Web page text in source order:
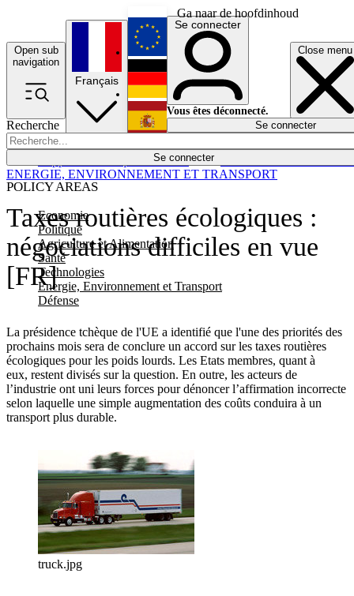
Ga naar de hoofdinhoud
Open sub
navigation
Close menu
Recherche
Se connecter
POLICY AREAS
Economie
Politique
Agriculture et Alimentation
Santé
Technologies
Energie, Environnement et Transport
Défense
Économie
Français
English
Deutsch
Español
Se connecter
Vous êtes déconnecté.
Se connecter
Taxes routières écologiques :
négociations difficiles en vue
[FR]
La présidence tchèque de l'UE a identifié que l'une des priorités des
prochains mois sera de conclure un accord sur les taxes routières
écologiques pour les poids lourds. Les Etats membres, quant à
eux, restent divisés sur la question. En outre, les acteurs de
l’industrie ont uni leurs forces pour dénoncer l’affirmation incorrecte
selon laquelle une simple augmentation des coûts conduira à un
transport plus durable.
ENERGIE, ENVIRONNEMENT ET TRANSPORT
truck.jpg